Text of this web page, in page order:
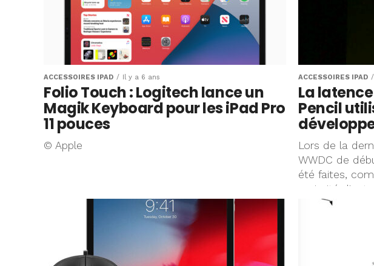
ACCESSOIRES IPAD Il y a 6 ans
Folio Touch : Logitech lance un
Magik Keyboard pour les iPad Pro
11 pouces
© Apple
ACCESSOIRES IPAD
La
Pencil
Lors de la
WWDC de
été faites,
majorité